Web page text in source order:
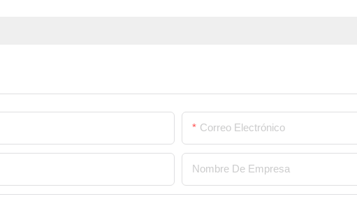
Correo Electrónico
Nombre De Empresa